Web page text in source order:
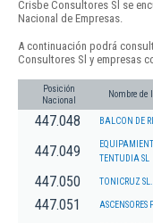
Crisbe Consultores Sl se
Nacional de Empresas.
A continuación podrá
Consultores Sl y empresas
Posición
Nacional
Nombre de
447.048 BALCON DE
447.049
TENTUDIA SL
447.050 TONICRUZ SL.
447.051 ASCENSORES